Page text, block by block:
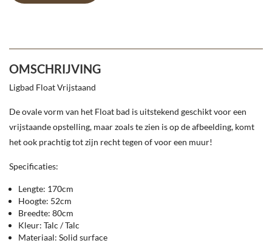
OMSCHRIJVING
Ligbad Float Vrijstaand
De ovale vorm van het Float bad is uitstekend geschikt voor een
vrijstaande opstelling, maar zoals te zien is op de afbeelding, komt
het ook prachtig tot zijn recht tegen of voor een muur!
Specificaties:
Lengte: 170cm
Hoogte: 52cm
Breedte: 80cm
Kleur: Talc / Talc
Materiaal: Solid surface